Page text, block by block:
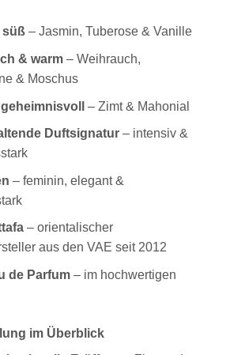
süß– Jasmin, Tuberose & Vanille
& warm– Weihrauch,
& Moschus
– Zimt & Mahonial
Duftsignatur– intensiv &
– feminin, elegant &
– orientalischer
aus den VAE seit 2012
de Parfum– im hochwertigen
im Überblick